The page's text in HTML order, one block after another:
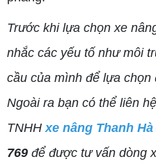
Trước khi lựa chọn xe
nhắc các yếu tố như môi
cầu của mình để lựa
Ngoài ra bạn có thể liên
TNHH xe nâng Thanh Hà
769 để được tư vấn dòng